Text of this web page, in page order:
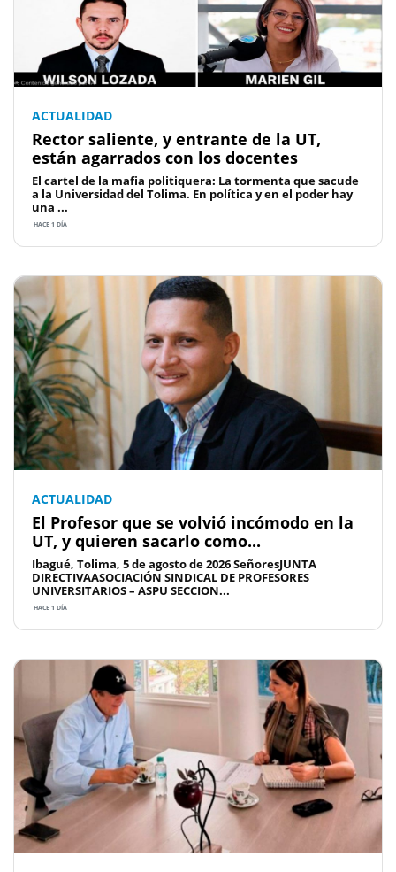
ACTUALIDAD
Rector saliente, y entrante de la UT,
están agarrados con los docentes
El cartel de la mafia politiquera: La tormenta que sacude
a la Universidad del Tolima. En política y en el poder hay
una ...
HACE 1 DÍA
ACTUALIDAD
El Profesor que se volvió incómodo en la
UT, y quieren sacarlo como...
Ibagué, Tolima, 5 de agosto de 2026 SeñoresJUNTA
DIRECTIVAASOCIACIÓN SINDICAL DE PROFESORES
UNIVERSITARIOS – ASPU SECCION...
HACE 1 DÍA